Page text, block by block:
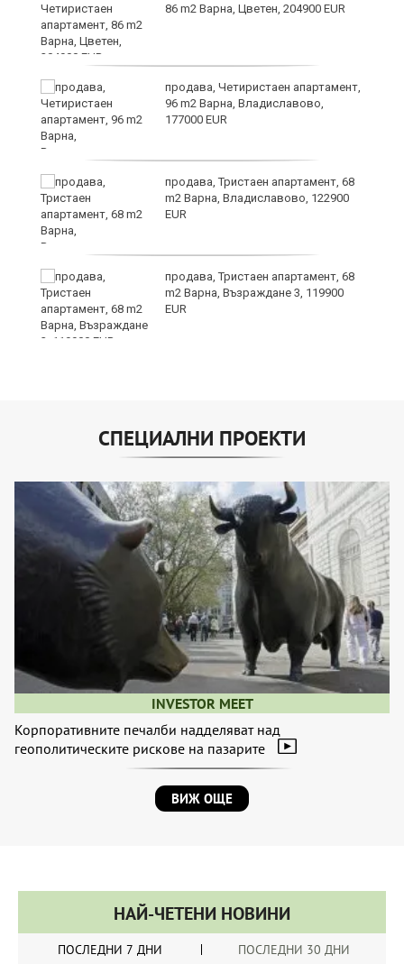
86 m2 Варна, Цветен, 204900 EUR
продава, Четиристаен апартамент,
96 m2 Варна, Владиславово,
177000 EUR
продава, Тристаен апартамент, 68
m2 Варна, Владиславово, 122900
EUR
продава, Тристаен апартамент, 68
m2 Варна, Възраждане 3, 119900
EUR
СПЕЦИАЛНИ ПРОЕКТИ
INVESTOR MEET
Корпоративните печалби надделяват над
геополитическите рискове на пазарите
ВИЖ ОЩЕ
НАЙ-ЧЕТЕНИ НОВИНИ
ПОСЛЕДНИ 7 ДНИ ПОСЛЕДНИ 30 ДНИ